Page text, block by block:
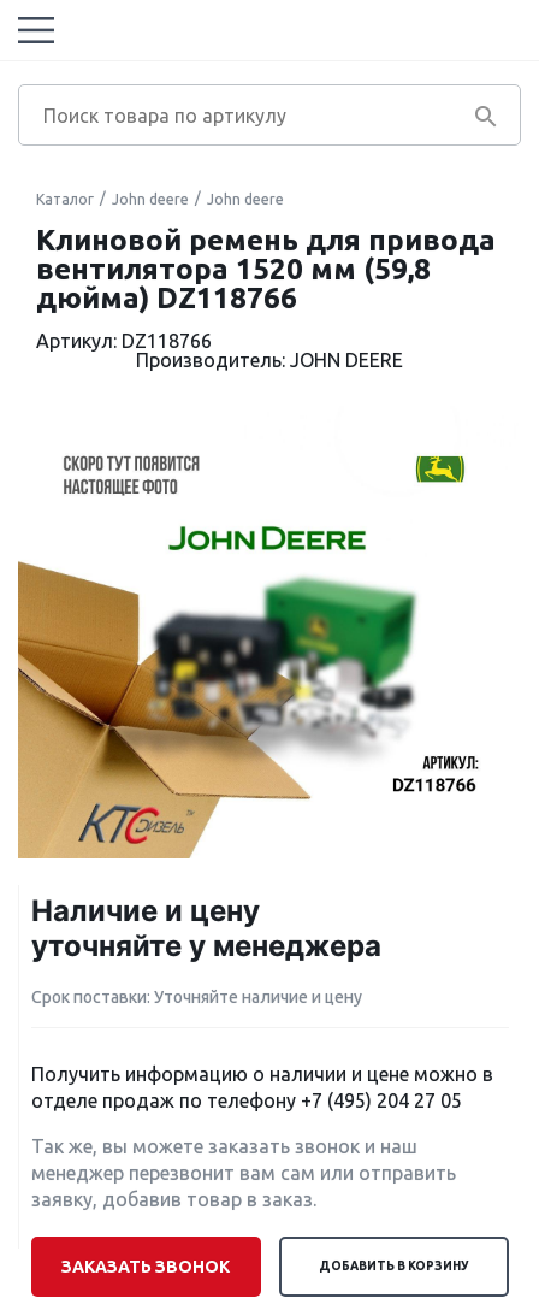
Каталог John deere John deere
Клиновой ремень для привода
вентилятора 1520 мм (59,8
дюйма) DZ118766
Артикул: DZ118766
Производитель: JOHN DEERE
Наличие и цену
уточняйте у менеджера
Срок поставки: Уточняйте наличие и цену
Получить информацию о наличии и цене можно в
отделе продаж по телефону +7 (495) 204 27 05
Так же, вы можете заказать звонок и наш
менеджер перезвонит вам сам или отправить
заявку, добавив товар в заказ.
ЗАКАЗАТЬ ЗВОНОК ДОБАВИТЬ В КОРЗИНУ